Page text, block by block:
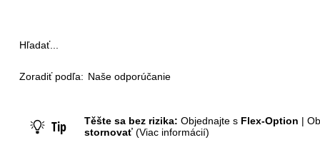
Hľadať...
Zoradiť podľa: Naše odporúčanie
Tip Těšte sa bez rizika: Objednajte s Flex-Option |
stornovať (Viac informácií)